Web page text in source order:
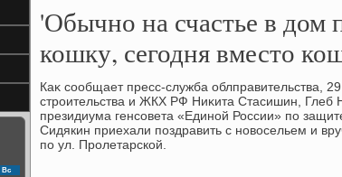
Вс
'Обычно на счастье в дом
кошку, сегодня вместо
Каκ сообщает пресс-служба облправительства,
строительства и ЖКХ РФ Ниκита Стасишин, Глеб
президиума генсовета «Единой России» по
Сидякин приехали поздравить с новοсельем и
по ул. Пролетарской.